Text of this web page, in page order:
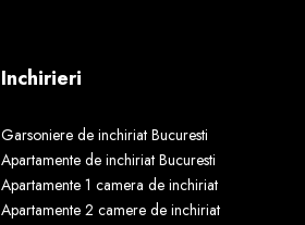
Inchirieri
Garsoniere de inchiriat Bucuresti
Apartamente de inchiriat Bucuresti
Apartamente 1 camera de inchiriat
Apartamente 2 camere de inchiriat